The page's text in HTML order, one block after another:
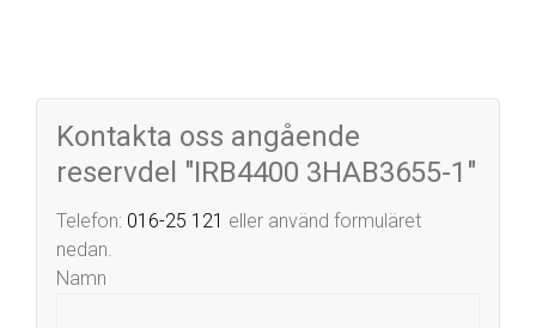
Kontakta oss angående
reservdel "IRB4400 3HAB3655-1"
Telefon: 016-25 121 eller använd formuläret
nedan.
Namn